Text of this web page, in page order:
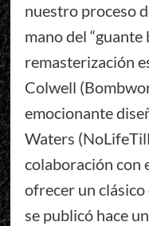
nuestro proceso
mano del “guante
remasterización
Colwell
emocionante
Waters
colaboración con
ofrecer un
se publicó hace